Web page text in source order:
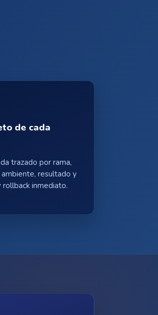
de cada
trazado por rama,
resultado y
rollback inmediato.